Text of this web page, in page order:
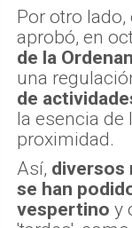
Por otro
aprobó, en
de la
una
de
la esencia
proximidad.
Así, diversos
se han
vespertino y